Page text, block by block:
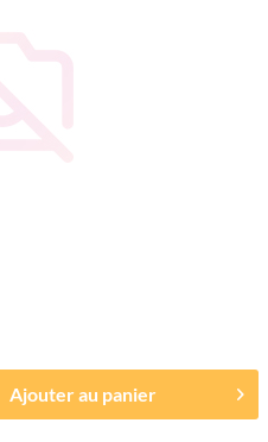
Ajouter au panier